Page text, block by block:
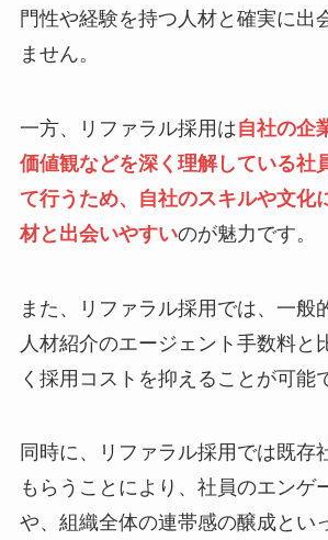
門性や経験を持つ人材と確実に出
ません。
一方、リファラル採用は自社の企
価値観などを深く理解している社
て行うため、自社のスキルや文化
材と出会いやすいのが魅力です。
また、リファラル採用では、一般
人材紹介のエージェント手数料と
く採用コストを抑えることが可能
同時に、リファラル採用では既存
もらうことにより、社員のエンゲ
や、組織全体の連帯感の醸成とい